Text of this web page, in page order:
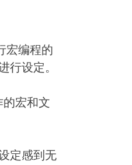
宏编程的
行设定。
的宏和文
定感到无